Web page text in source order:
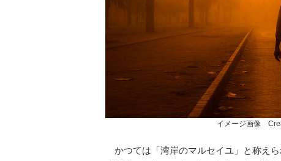
イメージ画像
かつては「湾岸のマルセイユ」と称え